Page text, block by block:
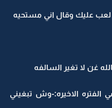
وقال اني مستحيه
لا تغير السالفه
الاخيره:-وش تبغيني